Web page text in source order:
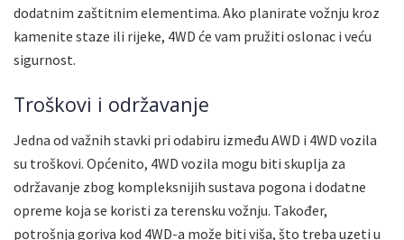
dodatnim zaštitnim elementima. Ako planirate vožnju kroz
kamenite staze ili rijeke, 4WD će vam pružiti oslonac i veću
sigurnost.
Troškovi i održavanje
Jedna od važnih stavki pri odabiru između AWD i 4WD vozila
su troškovi. Općenito, 4WD vozila mogu biti skuplja za
održavanje zbog kompleksnijih sustava pogona i dodatne
opreme koja se koristi za terensku vožnju. Također,
potrošnja goriva kod 4WD-a može biti viša, što treba uzeti u